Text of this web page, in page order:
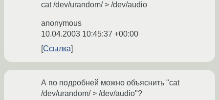
cat /dev/urandom/ > /dev/audio
anonymous
10.04.2003 10:45:37 +00:00
Ссылка
А по подробней можно объяснить "cat
/dev/urandom/ > /dev/audio"?